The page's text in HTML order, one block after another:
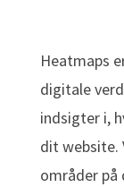
Heatmaps
digitale
indsigter i,
dit website.
områder på